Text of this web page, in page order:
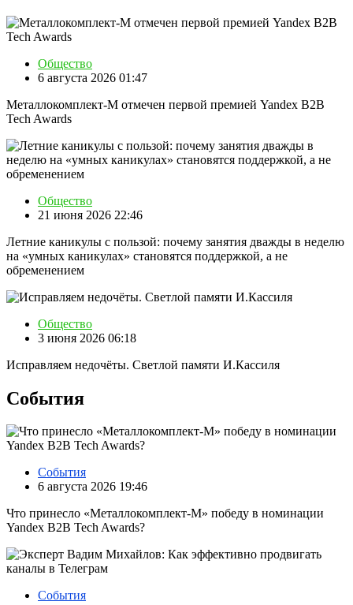
Общество
6 августа 2026 01:47
Металлокомплект-М отмечен первой премией Yandex B2B
Tech Awards
Общество
21 июня 2026 22:46
Летние каникулы с пользой: почему занятия дважды в неделю
на «умных каникулах» становятся поддержкой, а не
обременением
Общество
3 июня 2026 06:18
Исправляем недочёты. Светлой памяти И.Кассиля
События
События
6 августа 2026 19:46
Что принесло «Металлокомплект-М» победу в номинации
Yandex B2B Tech Awards?
События